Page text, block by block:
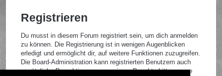
Registrieren
Du musst in diesem Forum registriert sein, um dich anmelden
zu können. Die Registrierung ist in wenigen Augenblicken
erledigt und ermöglicht dir, auf weitere Funktionen zuzugreifen.
Die Board-Administration kann registrierten Benutzern auch
zusätzliche Berechtigungen zuweisen. Beachte bitte unsere